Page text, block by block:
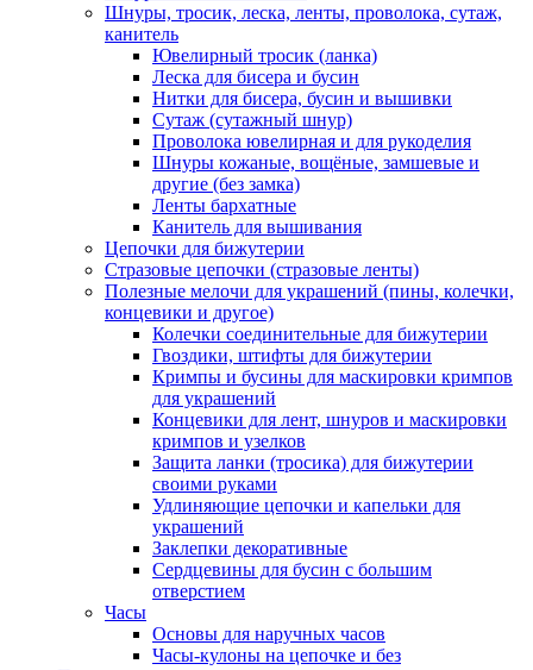
Шнуры, тросик, леска, ленты, проволока, сутаж,
канитель
Ювелирный тросик (ланка)
Леска для бисера и бусин
Нитки для бисера, бусин и вышивки
Сутаж (сутажный шнур)
Проволока ювелирная и для рукоделия
Шнуры кожаные, вощёные, замшевые и
другие (без замка)
Ленты бархатные
Канитель для вышивания
Цепочки для бижутерии
Стразовые цепочки (стразовые ленты)
Полезные мелочи для украшений (пины, колечки,
концевики и другое)
Колечки соединительные для бижутерии
Гвоздики, штифты для бижутерии
Кримпы и бусины для маскировки кримпов
для украшений
Концевики для лент, шнуров и маскировки
кримпов и узелков
Защита ланки (тросика) для бижутерии
своими руками
Удлиняющие цепочки и капельки для
украшений
Заклепки декоративные
Сердцевины для бусин с большим
отверстием
Часы
Основы для наручных часов
Часы-кулоны на цепочке и без